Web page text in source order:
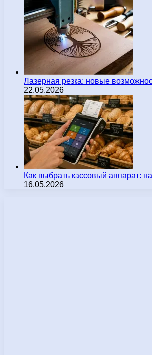
Лазерная резка: новые
22.05.2026
Как выбрать кассовый аппарат:
16.05.2026